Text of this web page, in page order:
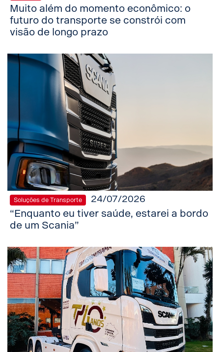
Muito além do momento econômico: o
futuro do transporte se constrói com
visão de longo prazo
Soluções de Transporte 24/07/2026
“Enquanto eu tiver saúde, estarei a bordo
de um Scania”